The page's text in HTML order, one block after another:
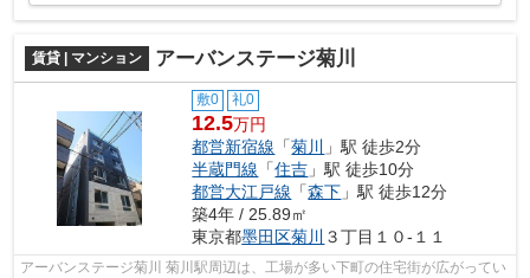
賃貸 | マンション アーバンステージ菊川
敷0 礼0
12.5万円
都営新宿線 「菊川 」駅 徒歩2分
半蔵門線 「住吉 」駅 徒歩10分
都営大江戸線 「森下 」駅 徒歩12分
築4年 / 25.89㎡
東京都墨田区菊川 ３丁目１０-１１
アーバンステージ菊川 菊川駅周辺は、工場が多い下町の住宅街が広がってい